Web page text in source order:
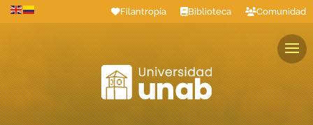
Filantropía Biblioteca Comunidad
Estudiantes Profesores Colaboradores Graduados